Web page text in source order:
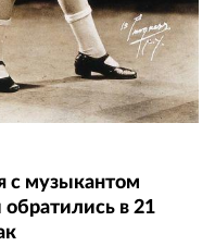
с музыкантом
в 21